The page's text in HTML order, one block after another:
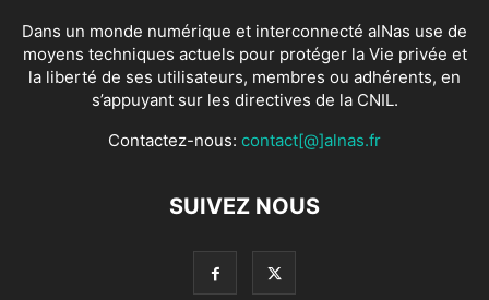
Dans un monde numérique et interconnecté alNas use de
moyens techniques actuels pour protéger la Vie privée et
la liberté de ses utilisateurs, membres ou adhérents, en
s’appuyant sur les directives de la CNIL.
Contactez-nous: contact[@]alnas.fr
SUIVEZ NOUS